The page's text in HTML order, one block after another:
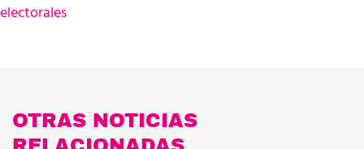
electorales
OTRAS NOTICIAS